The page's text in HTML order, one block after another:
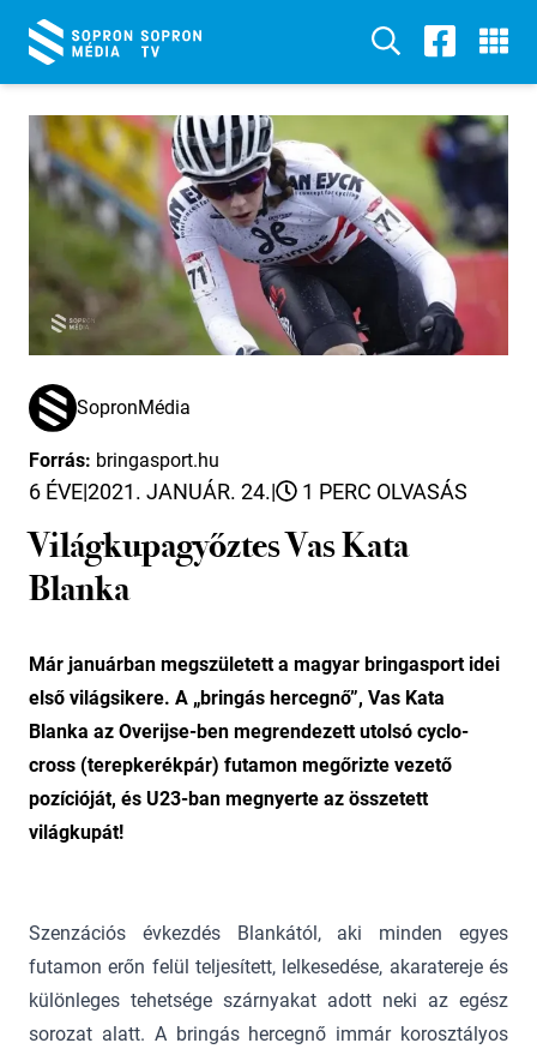
SopronMédia
Forrás: bringasport.hu
6 ÉVE|2021. JANUÁR. 24.| 1 PERC OLVASÁS
Világkupagyőztes Vas Kata
Blanka
Már januárban megszületett a magyar bringasport idei
első világsikere. A „bringás hercegnő”, Vas Kata
Blanka az Overijse-ben megrendezett utolsó cyclo-
cross (terepkerékpár) futamon megőrizte vezető
pozícióját, és U23-ban megnyerte az összetett
világkupát!
Szenzációs évkezdés Blankától, aki minden egyes
futamon erőn felül teljesített, lelkesedése, akaratereje és
különleges tehetsége szárnyakat adott neki az egész
sorozat alatt. A bringás hercegnő immár korosztályos